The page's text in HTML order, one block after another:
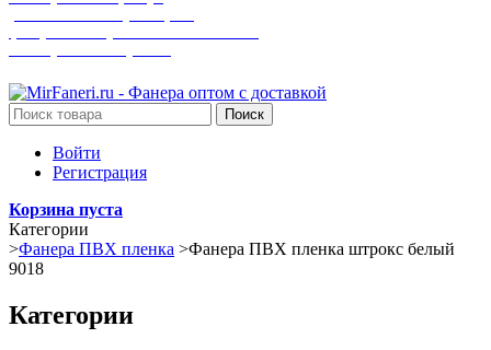
Поиск
Войти
Регистрация
Корзина пуста
Категории
>Фанера ПВХ пленка >Фанера ПВХ пленка штрокс белый
9018
Категории